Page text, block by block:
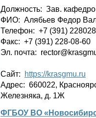
Должность: Зав.
ФИО: Алябьев Федор
Телефон: +7 (391)
Факс: +7 (391) 228-08-60
Эл. почта:
Сайт: https://krasgmu.ru
Адрес: 660022,
Железняка, д. 1Ж
ФГБОУ ВО